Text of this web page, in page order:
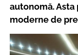
autonomă.
moderne de